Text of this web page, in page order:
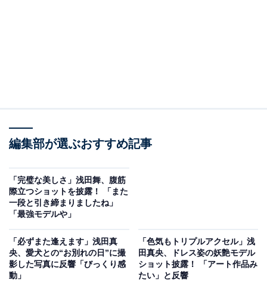
編集部が選ぶおすすめ記事
「完璧な美しさ」浅田舞、腹筋
際立つショットを披露！ 「また
一段と引き締まりましたね」
「最強モデルや」
「必ずまた逢えます」浅田真
央、愛犬との“お別れの日”に撮
影した写真に反響「びっくり感
動」
「色気もトリプルアクセル」浅
田真央、ドレス姿の妖艶モデル
ショット披露！ 「アート作品み
たい」と反響